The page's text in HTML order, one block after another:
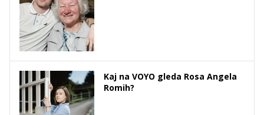
Kaj na VOYO gleda Rosa Angela
Romih?